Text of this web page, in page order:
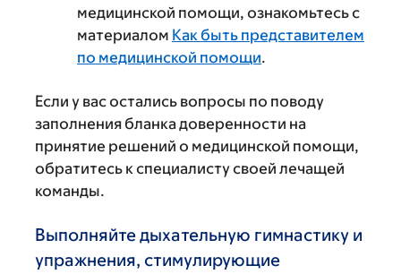
медицинской помощи, ознакомьтесь с
материалом Как быть представителем
по медицинской помощи.
Если у вас остались вопросы по поводу
заполнения бланка доверенности на
принятие решений о медицинской помощи,
обратитесь к специалисту своей лечащей
команды.
Выполняйте дыхательную гимнастику и
упражнения, стимулирующие